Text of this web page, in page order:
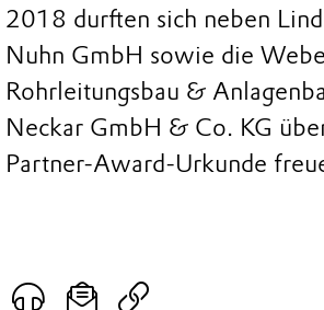
2018 durften sich neben
Nuhn GmbH sowie die
Rohrleitungsbau &
Neckar GmbH & Co. KG
Partner-Award-Urkunde